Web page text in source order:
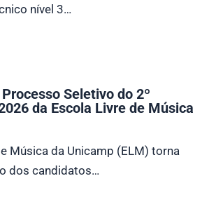
nível 3…
Seletivo do 2º
da Escola Livre de Música
Música da Unicamp (ELM) torna
dos candidatos…